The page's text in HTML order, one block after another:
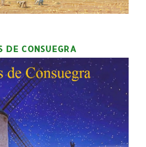
DE CONSUEGRA